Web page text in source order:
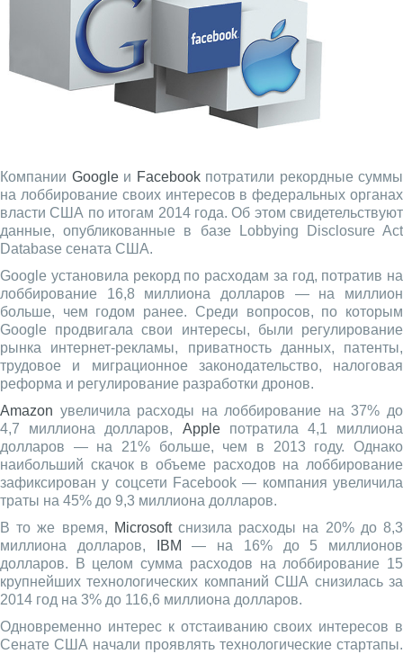
Компании Googleи Facebookпотратили рекордные суммы
на лоббирование своих интересов в федеральных органах
власти США по итогам 2014 года. Об этом свидетельствуют
данные, опубликованные в базе Lobbying Disclosure Act
Database сената США.
Google установила рекорд по расходам за год, потратив на
лоббирование 16,8 миллиона долларов — на миллион
больше, чем годом ранее. Среди вопросов, по которым
Google продвигала свои интересы, были регулирование
рынка интернет-рекламы, приватность данных, патенты,
трудовое и миграционное законодательство, налоговая
реформа и регулирование разработки дронов.
Amazon увеличила расходы на лоббирование на 37% до
4,7 миллиона долларов, Apple потратила 4,1 миллиона
долларов — на 21% больше, чем в 2013 году. Однако
наибольший скачок в объеме расходов на лоббирование
зафиксирован у соцсети Facebook — компания увеличила
траты на 45% до 9,3 миллиона долларов.
В то же время, Microsoftснизила расходы на 20% до 8,3
миллиона долларов,
IBM — на 16% до 5 миллионов
долларов. В целом сумма расходов на лоббирование 15
крупнейших технологических компаний США снизилась за
2014 год на 3% до 116,6 миллиона долларов.
Одновременно интерес к отстаиванию своих интересов в
Сенате США начали проявлять технологические стартапы.